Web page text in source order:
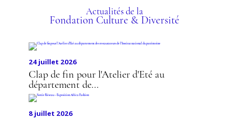
D'ART ET DE DESIGN
Actualités de la
Fondation Culture & Diversité
24 juillet 2026
Clap de fin pour l'Atelier d'Eté au
département de...
8 juillet 2026